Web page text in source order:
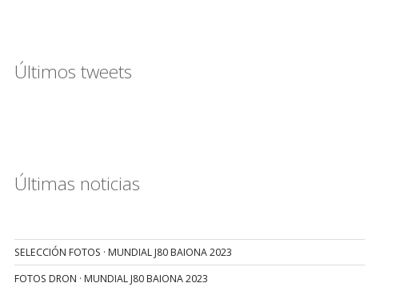
Últimos tweets
Últimas noticias
SELECCIÓN FOTOS · MUNDIAL J80 BAIONA 2023
FOTOS DRON · MUNDIAL J80 BAIONA 2023